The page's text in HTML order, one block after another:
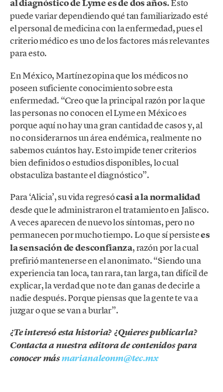
al diagnóstico de Lyme es de dos años.Esto
puede variar dependiendo qué tan familiarizado esté
el personal de medicina con la enfermedad, pues el
criterio médico es uno de los factores más relevantes
para esto.
En México, Martínez opina que los médicos no
poseen suficiente conocimiento sobre esta
enfermedad. “Creo que la principal razón por la que
las personas no conocen el Lyme en México es
porque aquí no hay una gran cantidad de casos y, al
no considerarnos un área endémica, realmente no
sabemos cuántos hay. Esto impide tener criterios
bien definidos o estudios disponibles, lo cual
obstaculiza bastante el diagnóstico”.
Para ‘Alicia’, su vida regresócasi a la normalidad
desde que le administraron el tratamiento en Jalisco.
A veces aparecen de nuevo los síntomas, pero no
permanecen por mucho tiempo. Lo que sí persistees
la sensación de desconfianza, razón por la cual
prefirió mantenerse en el anonimato. “Siendo una
experiencia tan loca, tan rara, tan larga, tan difícil de
explicar, la verdad que no te dan ganas de decirle a
nadie después. Porque piensas que la gente te va a
juzgar o que se van a burlar”.
¿Te interesó esta historia? ¿Quieres publicarla?
Contacta a nuestra editora de contenidos para
conocer másmarianaleonm@tec.mx